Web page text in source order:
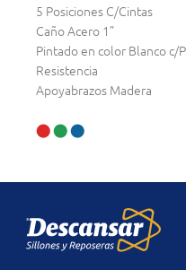
5 Posiciones C/Cintas
Caño Acero 1”
Pintado en color Blanco c/
Resistencia
Apoyabrazos Madera